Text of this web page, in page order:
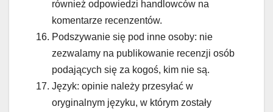
również odpowiedzi handlowców na
komentarze recenzentów.
Podszywanie się pod inne osoby: nie
zezwalamy na publikowanie recenzji osób
podających się za kogoś, kim nie są.
Język: opinie należy przesyłać w
oryginalnym języku, w którym zostały